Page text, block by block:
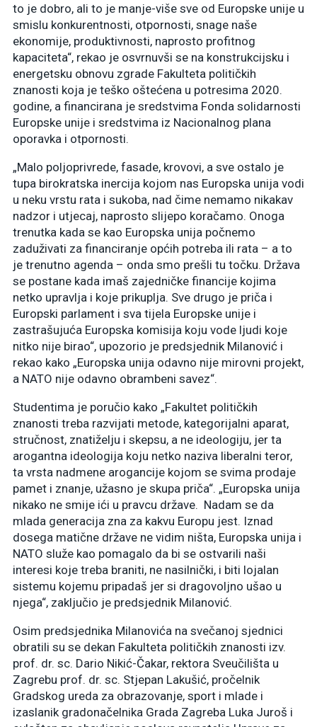
to je dobro, ali to je manje-više sve od Europske unije u
smislu konkurentnosti, otpornosti, snage naše
ekonomije, produktivnosti, naprosto profitnog
kapaciteta“, rekao je osvrnuvši se na konstrukcijsku i
energetsku obnovu zgrade Fakulteta političkih
znanosti koja je teško oštećena u potresima 2020.
godine, a financirana je sredstvima Fonda solidarnosti
Europske unije i sredstvima iz Nacionalnog plana
oporavka i otpornosti.
„Malo poljoprivrede, fasade, krovovi, a sve ostalo je
tupa birokratska inercija kojom nas Europska unija vodi
u neku vrstu rata i sukoba, nad čime nemamo nikakav
nadzor i utjecaj, naprosto slijepo koračamo. Onoga
trenutka kada se kao Europska unija počnemo
zaduživati za financiranje općih potreba ili rata – a to
je trenutno agenda – onda smo prešli tu točku. Država
se postane kada imaš zajedničke financije kojima
netko upravlja i koje prikuplja. Sve drugo je priča i
Europski parlament i sva tijela Europske unije i
zastrašujuća Europska komisija koju vode ljudi koje
nitko nije birao“, upozorio je predsjednik Milanović i
rekao kako „Europska unija odavno nije mirovni projekt,
a NATO nije odavno obrambeni savez“.
Studentima je poručio kako „Fakultet političkih
znanosti treba razvijati metode, kategorijalni aparat,
stručnost, znatiželju i skepsu, a ne ideologiju, jer ta
arogantna ideologija koju netko naziva liberalni teror,
ta vrsta nadmene arogancije kojom se svima prodaje
pamet i znanje, užasno je skupa priča“. „Europska unija
nikako ne smije ići u pravcu države. Nadam se da
mlada generacija zna za kakvu Europu jest. Iznad
dosega matične države ne vidim ništa, Europska unija i
NATO služe kao pomagalo da bi se ostvarili naši
interesi koje treba braniti, ne nasilnički, i biti lojalan
sistemu kojemu pripadaš jer si dragovoljno ušao u
njega“, zaključio je predsjednik Milanović.
Osim predsjednika Milanovića na svečanoj sjednici
obratili su se dekan Fakulteta političkih znanosti izv.
prof. dr. sc. Dario Nikić-Čakar, rektora Sveučilišta u
Zagrebu prof. dr. sc. Stjepan Lakušić, pročelnik
Gradskog ureda za obrazovanje, sport i mlade i
izaslanik gradonačelnika Grada Zagreba Luka Juroš i